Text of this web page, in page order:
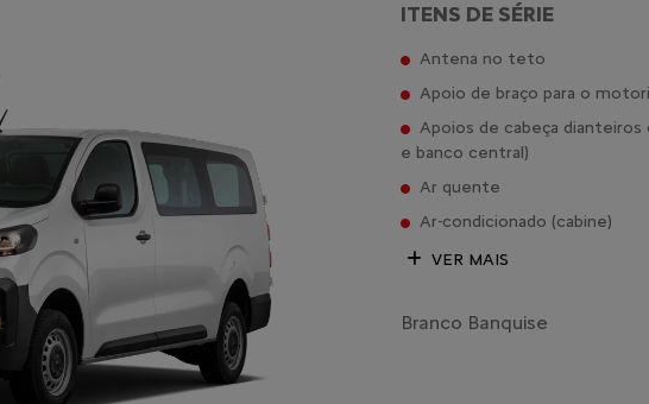
ITENS DE SÉRIE
Antena no teto
Apoio de braço para o
Apoios de cabeça
e banco central)
Ar quente
Ar-condicionado (cabine)
VER MAIS
Branco Banquise